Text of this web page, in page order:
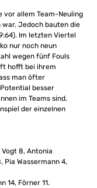
vor allem Team-Neuling
war. Jedoch bauten die
Im letzten Viertel
nur noch neun
wegen fünf Fouls
hofft bei ihrem
man öfter
besser
im Teams sind,
der einzelnen
Vogt 8, Antonia
Pia Wassermann 4,
14, Förner 11.